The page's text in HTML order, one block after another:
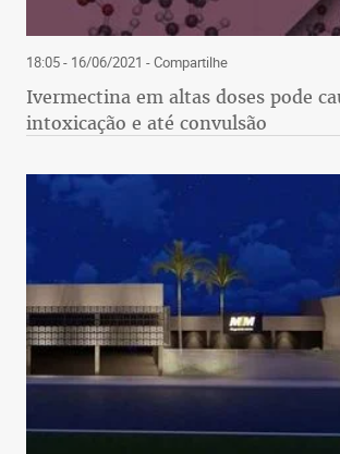
18:05 - 16/06/2021 - Compartilhe
Ivermectina em altas doses pode
intoxicação e até convulsão